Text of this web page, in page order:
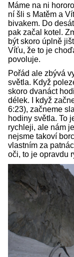
Máme na ni
ní šli s Matěm a
bivakem. Do
pak začal kotel.
být skoro úplně
Víťu, že to je
povoluje.
Pořád ale zbývá
světla. Když
skoro dvanáct
délek. I když
6:23), začneme
hodiny světla. To
rychleji, ale nám
nejsme takoví
vlastním za
oči, to je opravdu